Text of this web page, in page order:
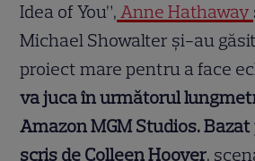
Idea of You”, Anne Hathaway
Michael Showalter și-au
proiect mare pentru a face
va juca în următorul
Amazon MGM Studios.
scris de Colleen Hoover,